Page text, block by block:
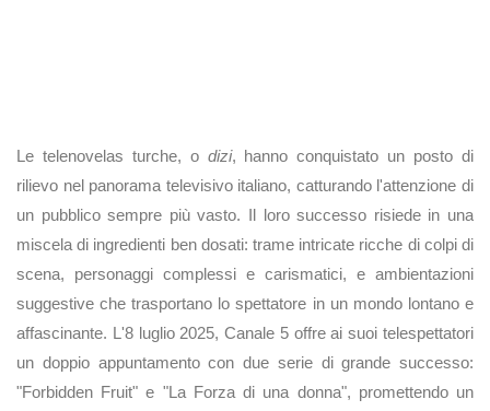
Le telenovelas turche, o dizi, hanno conquistato un posto di
rilievo nel panorama televisivo italiano, catturando l'attenzione di
un pubblico sempre più vasto. Il loro successo risiede in una
miscela di ingredienti ben dosati: trame intricate ricche di colpi di
scena, personaggi complessi e carismatici, e ambientazioni
suggestive che trasportano lo spettatore in un mondo lontano e
affascinante. L'8 luglio 2025, Canale 5 offre ai suoi telespettatori
un doppio appuntamento con due serie di grande successo:
"Forbidden Fruit" e "La Forza di una donna", promettendo un